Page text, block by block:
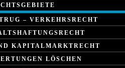
– VERKEHRSRECHT
KAPITALMARKTRECHT
LÖSCHEN